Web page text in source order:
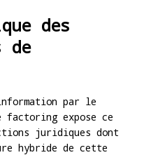
des
de
par le
factoring expose ce
juridiques dont
hybride de cette